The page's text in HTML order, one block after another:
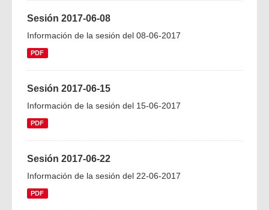
Sesión 2017-06-08
Información de la sesión del 08-06-2017
PDF
Sesión 2017-06-15
Información de la sesión del 15-06-2017
PDF
Sesión 2017-06-22
Información de la sesión del 22-06-2017
PDF